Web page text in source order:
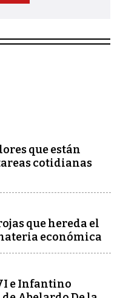
que están
cotidianas
que hereda el
económica
e Infantino